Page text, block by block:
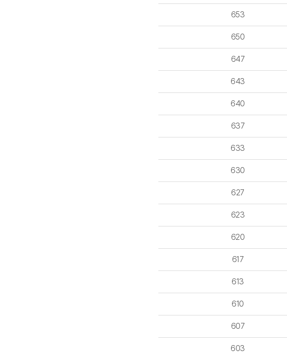
653
650
647
643
640
637
633
630
627
623
620
617
613
610
607
603